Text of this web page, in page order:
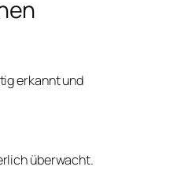
erkannt und
überwacht.